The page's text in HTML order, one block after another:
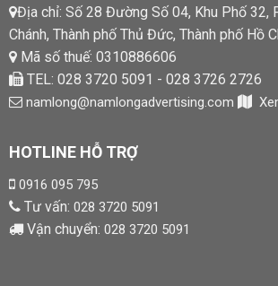
Địa chỉ: Số 28 Đường Số 04, Khu Phố 32,
Chánh, Thành phố Thủ Đức, Thành phố Hồ
Mã số thuế: 0310886606
TEL: 028 3720 5091 - 028 3726 2726
namlong@namlongadvertising.com
HOTLINE HỖ TRỢ
0916 095 795
Tư vấn: 028 3720 5091
Vận chuyển: 028 3720 5091